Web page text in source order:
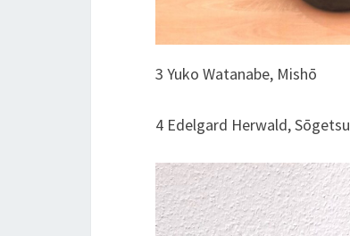
3 Yuko Watanabe, Mishō
4 Edelgard Herwald, Sōgetsu